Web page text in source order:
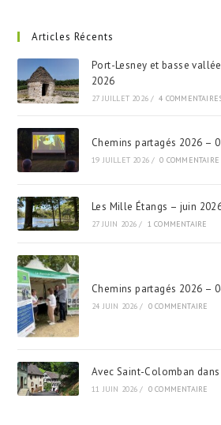
Articles Récents
Port-Lesney et basse
2026
27 JUILLET 2026 / 4
Chemins partagés 2026 –
19 JUILLET 2026 / 0 COMMENTAIRE
Les Mille Étangs – juin
27 JUIN 2026 / 1 COMMENTAIRE
Chemins partagés 2026 –
24 JUIN 2026 / 0 COMMENTAIRE
Avec Saint-Colomban
11 JUIN 2026 / 0 COMMENTAIRE